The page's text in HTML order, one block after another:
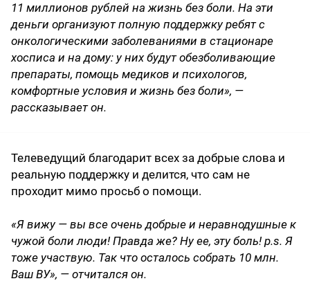
11 миллионов рублей на жизнь без боли. На эти
деньги организуют полную поддержку ребят с
онкологическими заболеваниями в стационаре
хосписа и на дому: у них будут обезболивающие
препараты, помощь медиков и психологов,
комфортные условия и жизнь без боли», —
рассказывает он.
Телеведущий благодарит всех за добрые слова и
реальную поддержку и делится, что сам не
проходит мимо просьб о помощи.
«Я вижу — вы все очень добрые и неравнодушные к
чужой боли люди! Правда же? Ну ее, эту боль! p.s. Я
тоже участвую. Так что осталось собрать 10 млн.
Ваш ВУ», — отчитался он.